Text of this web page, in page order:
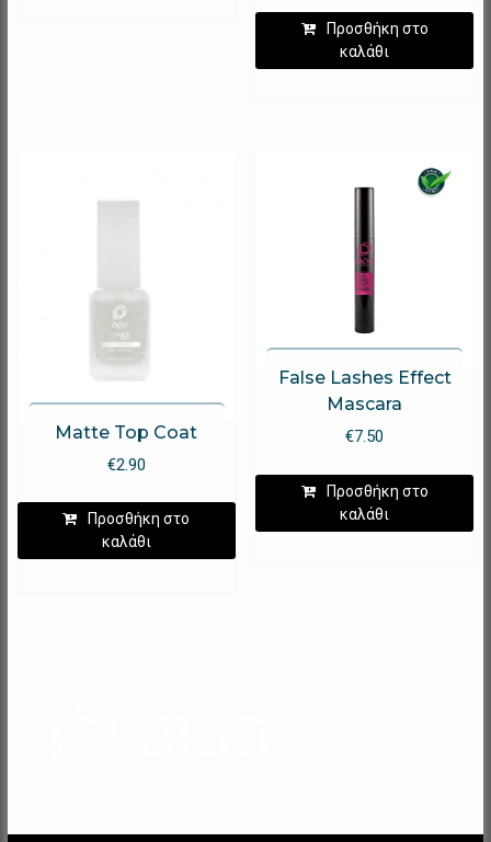
Προσθήκη στο
καλάθι
Matte Top Coat
€2.90
Προσθήκη στο
καλάθι
False Lashes Effect
Mascara
€7.50
Προσθήκη στο
καλάθι